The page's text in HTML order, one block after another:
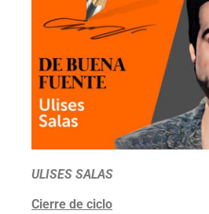
ULISES SALAS
Cierre de ciclo